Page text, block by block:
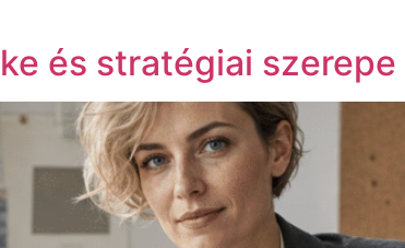
és stratégiai